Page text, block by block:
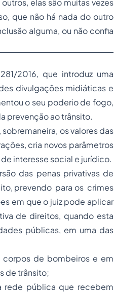
elas são muitas vezes
que não há nada do outro
alguma, ou não confia
2016, que introduz uma
divulgações midiáticas e
o seu poderio de fogo,
prevenção ao trânsito.
os valores das
cria novos parâmetros
interesse social e jurídico.
das penas privativas de
prevendo para os crimes
em que o juiz pode aplicar
de direitos, quando esta
públicas, em uma das
de bombeiros e em
de trânsito;
rede pública que recebem